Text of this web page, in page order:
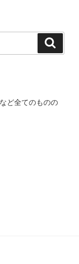
ど全てのものの